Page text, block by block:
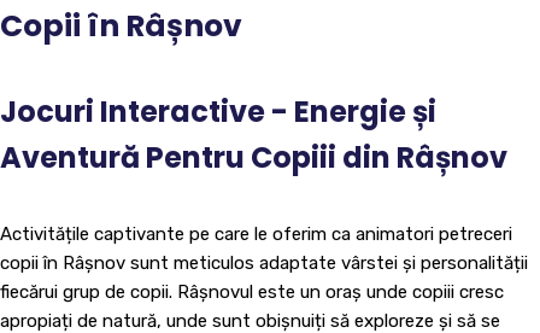
Copii în Râșnov
Jocuri Interactive - Energie și
Aventură Pentru Copiii din Râșnov
Activitățile captivante pe care le oferim ca animatori petreceri
copii în Râșnov sunt meticulos adaptate vârstei și personalității
fiecărui grup de copii. Râșnovul este un oraș unde copiii cresc
apropiați de natură, unde sunt obișnuiți să exploreze și să se